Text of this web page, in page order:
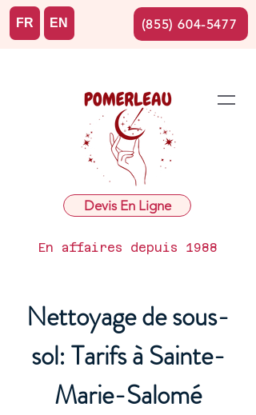
Devis En Ligne
En affaires depuis 1988
FR EN (855) 604-5477
Nettoyage de sous-
sol: Tarifs à Sainte-
Marie-Salomé